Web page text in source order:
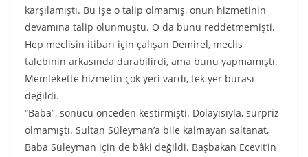
karşılamıştı. Bu işe o talip olmamış, onun hizmetinin
devamına talip olunmuştu. O da bunu reddetmemişti.
Hep meclisin itibarı için çalışan Demirel, meclis
talebinin arkasında durabilirdi, ama bunu yapmamıştı.
Memlekette hizmetin çok yeri vardı, tek yer burası
değildi.
“Baba”, sonucu önceden kestirmişti. Dolayısıyla, sürpriz
olmamıştı. Sultan Süleyman’a bile kalmayan saltanat,
Baba Süleyman için de bâki değildi. Başbakan Ecevit’in